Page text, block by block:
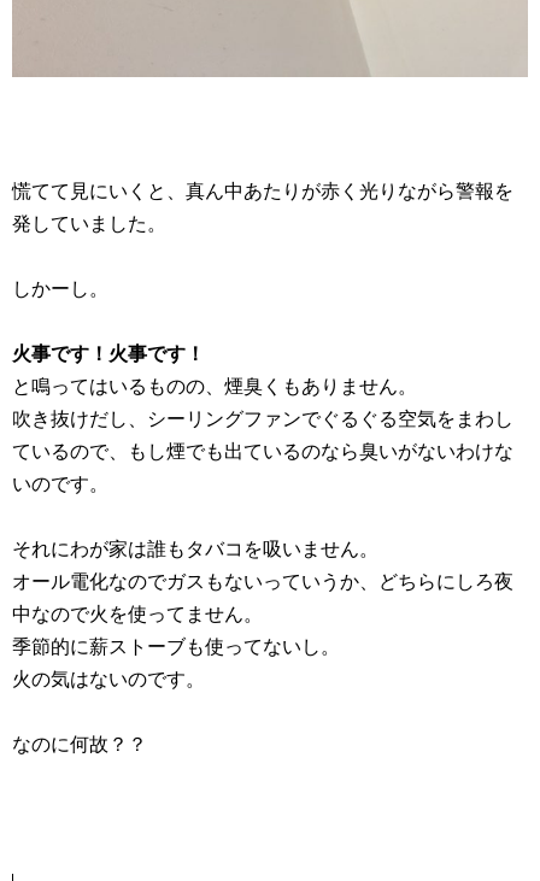
慌てて見にいくと、真ん中あたりが赤く光りながら警報を
発していました。
しかーし。
火事です！火事です！
と鳴ってはいるものの、煙臭くもありません。
吹き抜けだし、シーリングファンでぐるぐる空気をまわし
ているので、もし煙でも出ているのなら臭いがないわけな
いのです。
それにわが家は誰もタバコを吸いません。
オール電化なのでガスもないっていうか、どちらにしろ夜
中なので火を使ってません。
季節的に薪ストーブも使ってないし。
火の気はないのです。
なのに何故？？